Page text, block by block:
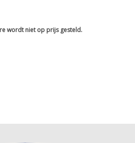
wordt niet op prijs gesteld.